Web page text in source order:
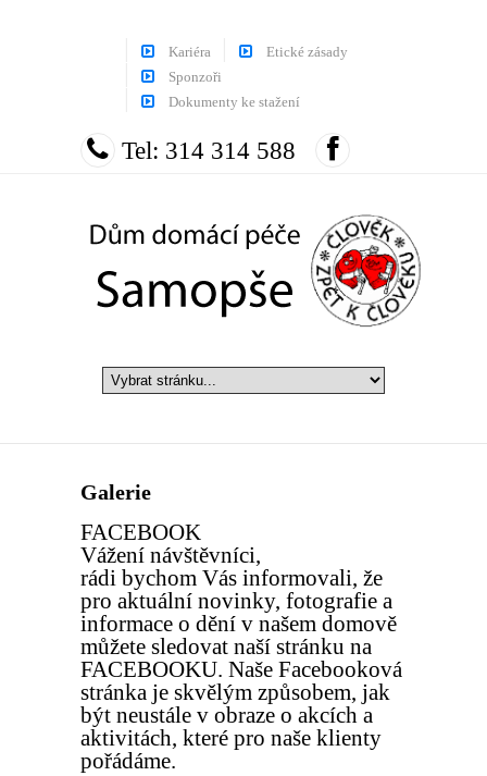
Kariéra
Etické zásady
Sponzoři
Dokumenty ke stažení
Tel: 314 314 588
Galerie
FACEBOOK
Vážení návštěvníci,
rádi bychom Vás informovali, že
pro aktuální novinky, fotografie a
informace o dění v našem domově
můžete sledovat naší stránku na
FACEBOOKU. Naše Facebooková
stránka je skvělým způsobem, jak
být neustále v obraze o akcích a
aktivitách, které pro naše klienty
pořádáme.